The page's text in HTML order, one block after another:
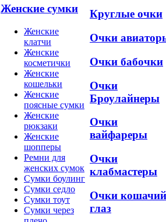
Женские сумки
Женские
клатчи
Женские
косметички
Женские
кошельки
Женские
поясные сумки
Женские
рюкзаки
Женские
шопперы
Ремни для
женских сумок
Сумки боулинг
Сумки седло
Сумки тоут
Сумки через
Круглые очки
Очки
Очки бабочки
Очки
Броулайнеры
Очки
вайфареры
Очки
клабмастеры
Очки кошачий
глаз